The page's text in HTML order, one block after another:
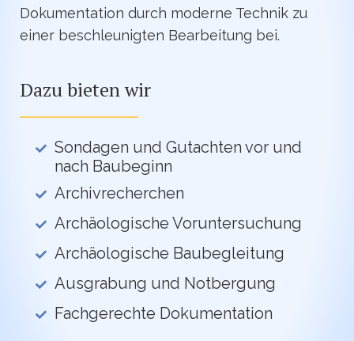
Dokumentation durch moderne Technik zu
einer beschleunigten Bearbeitung bei.
Dazu bieten wir
Sondagen und Gutachten vor und
nach Baubeginn
Archivrecherchen
Archäologische Voruntersuchung
Archäologische Baubegleitung
Ausgrabung und Notbergung
Fachgerechte Dokumentation